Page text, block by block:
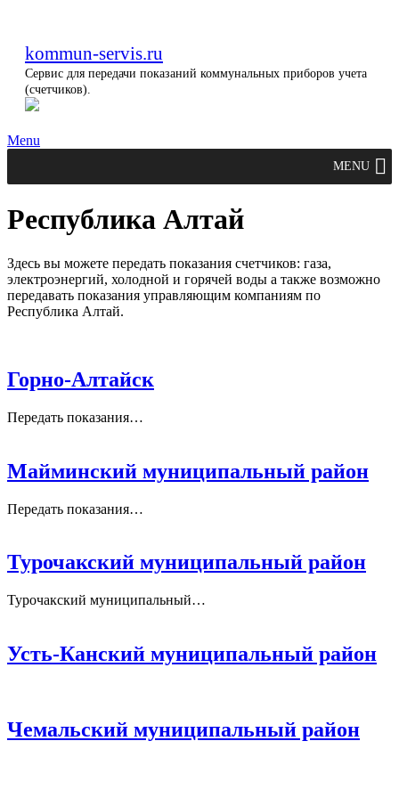
kommun-servis.ru
Сервис для передачи показаний коммунальных приборов учета
(счетчиков).
Menu
MENU
Республика Алтай
Здесь вы можете передать показания счетчиков: газа,
электроэнергий, холодной и горячей воды а также возможно
передавать показания управляющим компаниям по
Республика Алтай.
Горно-Алтайск
Передать показания…
Майминский муниципальный район
Передать показания…
Турочакский муниципальный район
Турочакский муниципальный…
Усть-Канский муниципальный район
Чемальский муниципальный район